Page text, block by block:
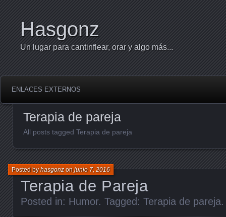
Hasgonz
Un lugar para cantinflear, orar y algo más...
ENLACES EXTERNOS
Terapia de pareja
All posts tagged Terapia de pareja
Terapia de Pareja
Posted byhasgonzonjunio 7, 2016
Posted in: Humor. Tagged: Terapia de pareja.